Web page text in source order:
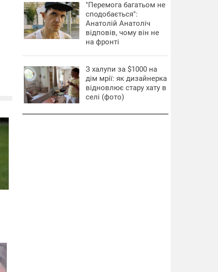
"Перемога багатьом не
сподобається":
Анатолій Анатоліч
відповів, чому він не
на фронті
З халупи за $1000 на
дім мрії: як дизайнерка
відновлює стару хату в
селі (фото)